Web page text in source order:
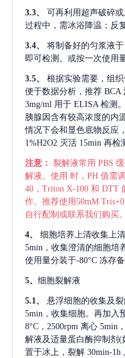
3.3、 可再利用超声破碎
过程中，需冰浴降温；反
3.4、 将制备好的匀浆液于
即可检测。或按一次使用
3.5、 根据实验需要，组
便于数据分析，推荐 BCA
3mg/ml 用于 ELISA 检测
胰腺因含有较高浓度的内
情况下会和显色底物反应
1%H2O2 灭活 15min 再检
注意： 裂解液常用 PBS
解液。使用 时，PH 值需
40，Triton X-100 和 DTT
作。推荐使用50mM
自行配制或联系我们购买。
4、 细胞培养上清收集上清
5min，收集澄清的细胞培
使用量分装于-80°C 冻存备
5、 细胞裂解液
5.1、 悬浮细胞的收集及裂
5min，收集细胞。再加入
8°C，2500rpm 离心 5min
解液及适量蛋白酶抑制剂(
置于冰上，裂解 30min-1h